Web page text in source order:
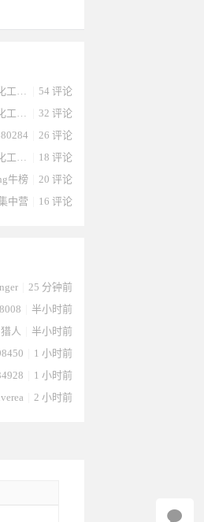
12- ei于2024-
54 评论
顺势量化工作室
32 评论
顺势量化工作室
26 评论
18 评论
顺势量化工作室
20 评论
牛榜
16 评论
中营
25 分钟前
半小时前
半小时前
猎人
1 小时前
1 小时前
2 小时前